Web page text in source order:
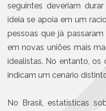
seguintes deveriam
ideia se apoia em um
pessoas que já
em novas uniões mais
idealistas. No entanto, os
indicam um cenário
No Brasil, estatísticas